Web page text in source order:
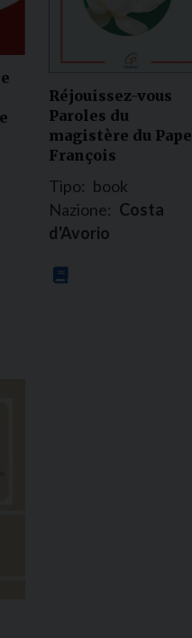
Réjouissez-vous
Paroles du
magistère du Pape
François
Tipo: book
Nazione: Costa
d'Avorio